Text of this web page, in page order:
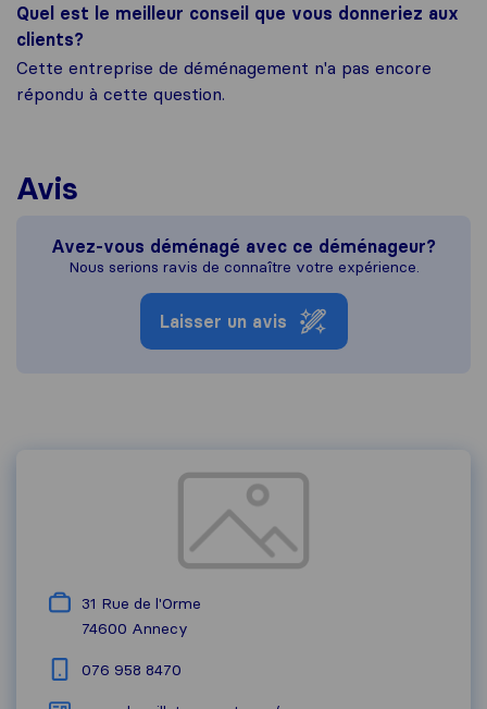
Quel est le meilleur conseil que vous donneriez aux
clients?
Cette entreprise de déménagement n'a pas encore
répondu à cette question.
Avis
Avez-vous déménagé avec ce déménageur?
Nous serions ravis de connaître votre expérience.
Laisser un avis
31 Rue de l'Orme
74600 Annecy
076 958 8470